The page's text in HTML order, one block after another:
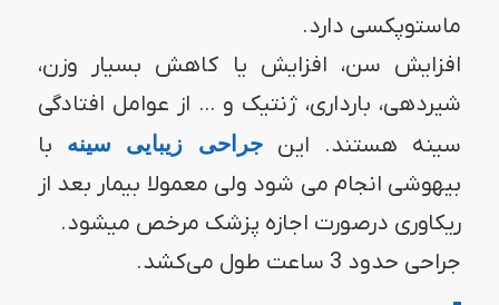
ماستوپکسی دارد.
افزایش سن، افزایش یا کاهش بسیار وزن،
شیردهی، بارداری، ژنتیک و … از عوامل افتادگی
سینه هستند. اینجراحی زیبایی سینه
با
بیهوشی انجام می شود ولی معمولا بیمار بعد از
ریکاوری درصورت اجازه پزشک مرخص میشود.
جراحی حدود 3 ساعت طول می‌کشد.